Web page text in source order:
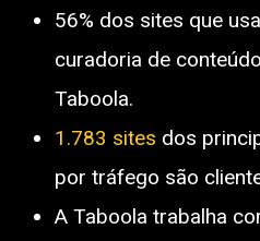
56% dos sites que
curadoria de
Taboola.
1.783 sites dos
por tráfego são
A Taboola trabalha